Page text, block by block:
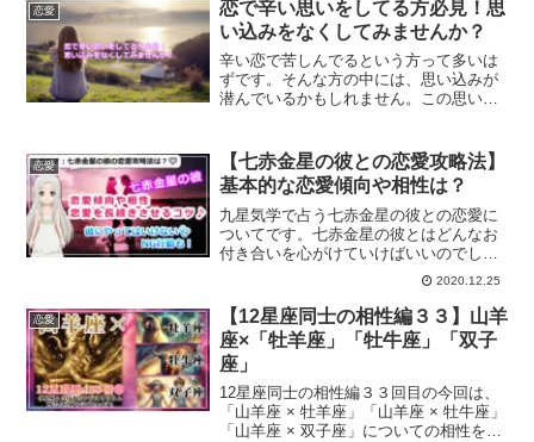
の日をご紹介します。
恋愛
恋で辛い思いをしてる方必見！思
い込みをなくしてみませんか？
辛い恋で苦しんでるという方って多いは
ずです。そんな方の中には、思い込みが
潜んでいるかもしれません。この思い込
思い込みをなくして恋愛成就する方法で
す。
恋愛
【七赤金星の彼との恋愛攻略法】
基本的な恋愛傾向や相性は？
九星気学で占う七赤金星の彼との恋愛に
ついてです。七赤金星の彼とはどんなお
付き合いを心がけていけばいいのでしょ
うか？恋愛傾向、結婚生活や復縁方法、
また一白水星から九紫火星との相性につ
いても解説していきます。
2020.12.25
恋愛
【12星座同士の相性編３３】山羊
座×「牡羊座」「牡牛座」「双子
座」
12星座同士の相性編３３回目の今回は、
「山羊座 × 牡羊座」「山羊座 × 牡牛座」
「山羊座 × 双子座」についての相性をお